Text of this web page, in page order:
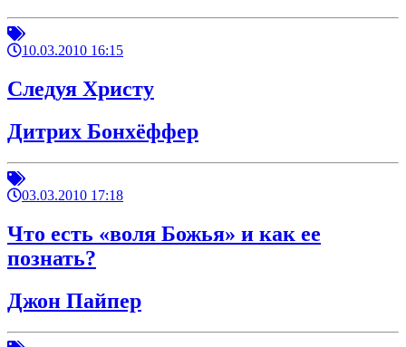
10.03.2010 16:15
Следуя Христу
Дитрих Бонхёффер
03.03.2010 17:18
Что есть «воля Божья» и как ее
познать?
Джон Пайпер